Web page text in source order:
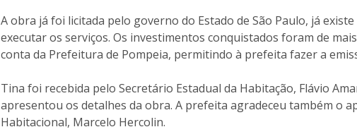
A obra já foi licitada pelo governo do Estado de São Paulo, já
executar os serviços. Os investimentos conquistados foram de
conta da Prefeitura de Pompeia, permitindo à prefeita fazer a
Tina foi recebida pelo Secretário Estadual da Habitação, Flávio
apresentou os detalhes da obra. A prefeita agradeceu também o
Habitacional, Marcelo Hercolin.